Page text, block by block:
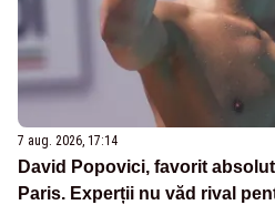
7 aug. 2026, 17:14
David Popovici, favorit
Paris. Experții nu văd rival